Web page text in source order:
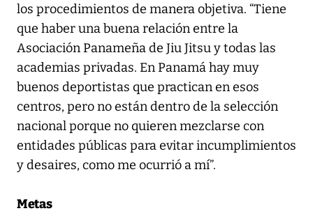
los procedimientos de manera objetiva. “Tiene
que haber una buena relación entre la
Asociación Panameña de Jiu Jitsu y todas las
academias privadas. En Panamá hay muy
buenos deportistas que practican en esos
centros, pero no están dentro de la selección
nacional porque no quieren mezclarse con
entidades públicas para evitar incumplimientos
y desaires, como me ocurrió a mí”.
Metas